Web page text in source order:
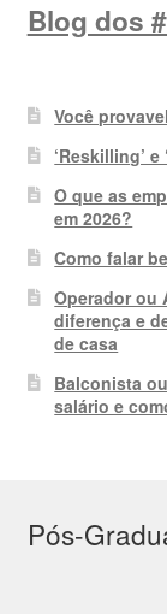
Blog dos
Você
‘Reskilling’
O que as
em 2026?
Como falar
Operador ou
diferença e
de casa
Balconista
salário e
Pós-